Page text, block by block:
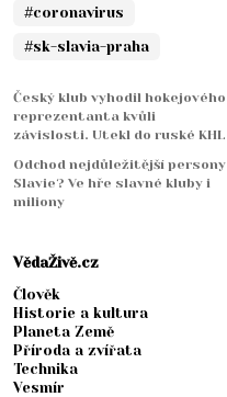
#coronavirus
#sk-slavia-praha
Český klub vyhodil hokejového
reprezentanta kvůli
závislosti. Utekl do ruské KHL
Odchod nejdůležitější persony
Slavie? Ve hře slavné kluby i
miliony
VědaŽivě.cz
Člověk
Historie a kultura
Planeta Země
Příroda a zvířata
Technika
Vesmír